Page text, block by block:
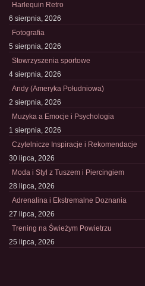
Harlequin Retro
6 sierpnia, 2026
Fotografia
5 sierpnia, 2026
Stowrzyszenia sportowe
4 sierpnia, 2026
Andy (Ameryka Południowa)
2 sierpnia, 2026
Muzyka a Emocje i Psychologia
1 sierpnia, 2026
Czytelnicze Inspiracje i Rekomendacje
30 lipca, 2026
Moda i Styl z Tuszem i Piercingiem
28 lipca, 2026
Adrenalina i Ekstremalne Doznania
27 lipca, 2026
Trening na Świeżym Powietrzu
25 lipca, 2026